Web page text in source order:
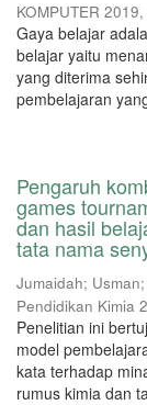
KOMPUTER 2019,
Gaya belajar
belajar yaitu
yang diterima
pembelajaran
Pengaruh
games
dan hasil
tata nama
Jumaidah; Usman;
Pendidikan Kimia
Penelitian ini
model
kata terhadap
rumus kimia dan